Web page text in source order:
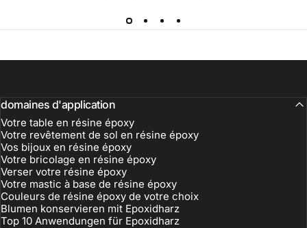
domaines d'application
Votre table en résine époxy
Votre revêtement de sol en résine époxy
Vos bijoux en résine époxy
Votre bricolage en résine époxy
Verser votre résine époxy
Votre mastic à base de résine époxy
Couleurs de résine époxy de votre choix
Blumen konservieren mit Epoxidharz
Top 10 Anwendungen für Epoxidharz